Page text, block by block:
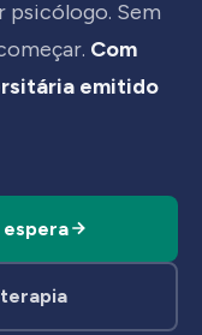
psicólogo. Sem
Com
emitido
terapia